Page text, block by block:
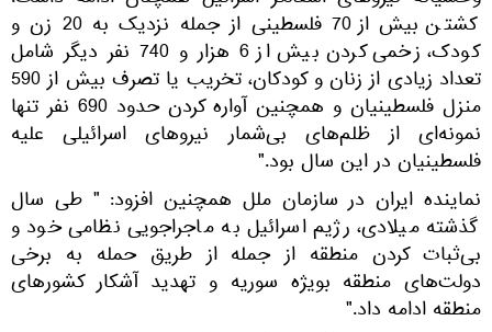
کشتن بیش از 70 فلسطینی از جمله نزدیک به 20 زن و
کودک، زخمی کردن بیش از 6 هزار و 740 نفر دیگر شامل
تعداد زیادی از زنان و کودکان، تخریب یا تصرف بیش از 590
منزل فلسطینیان و همچنین آواره کردن حدود 690 نفر تنها
نمونه‌ای از ظلم‌های بی‌شمار نیروهای اسرائیلی علیه
فلسطینیان در این سال بود."
نماینده ایران در سازمان ملل همچنین افزود: " طی سال
گذشته میلادی، رژیم اسرائیل به ماجراجویی نظامی خود و
بی‌ثبات کردن منطقه از جمله از طریق حمله به برخی
دولت‌های منطقه بویژه سوریه و تهدید آشکار کشورهای
منطقه ادامه داد."